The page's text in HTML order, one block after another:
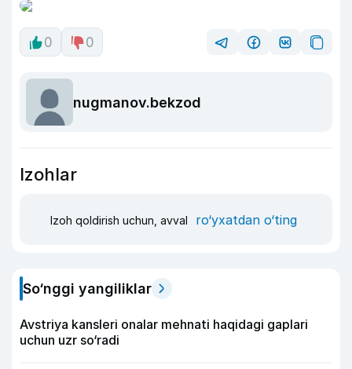
0 0
nugmanov.bekzod
Izohlar
Izoh qoldirish uchun, avval ro‘yxatdan o‘ting
So‘nggi yangiliklar
Avstriya kansleri onalar mehnati haqidagi gaplari
uchun uzr so‘radi